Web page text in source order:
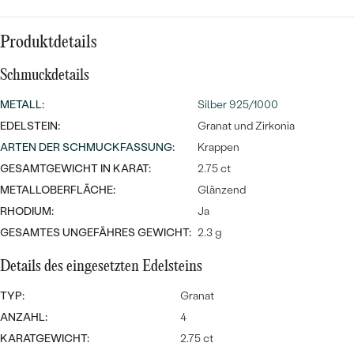
Meistverkaufte
Eheringe
MIT EDELSTEIN
GOLD
PLATIN
SILBER
EDELSTEINSCHMUCK
SCHMUCK MIT LAB GROWN
PERLENSCHMUCK
PERSONALISIERT
NACH ANLASS
PREISWERTE
LUXURIÖSE
Produktdetails
Schmuckdetails
METALL:
Silber 925/1000
EDELSTEIN:
Granat und Zirkonia
ARTEN DER SCHMUCKFASSUNG:
Krappen
GESAMTGEWICHT IN KARAT:
2.75 ct
METALLOBERFLÄCHE:
Glänzend
RHODIUM:
Ja
GESAMTES UNGEFÄHRES GEWICHT: 2.3 g
Details des eingesetzten Edelsteins
TYP:
Granat
ANZAHL:
4
KARATGEWICHT:
2.75 ct